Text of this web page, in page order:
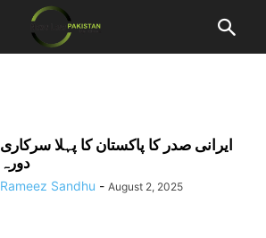
ایرانی صدر کا پاکستان کا پہلا سرکاری
دورہ
Rameez Sandhu - August 2, 2025